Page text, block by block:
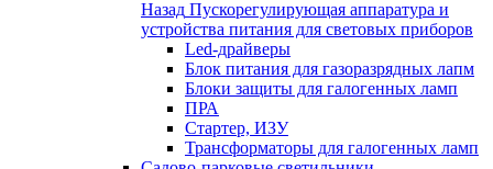
Назад Пускорегулирующая аппаратура и
устройства питания для световых приборов
Led-драйверы
Блок питания для газоразрядных лапм
Блоки защиты для галогенных ламп
ПРА
Стартер, ИЗУ
Трансформаторы для галогенных ламп